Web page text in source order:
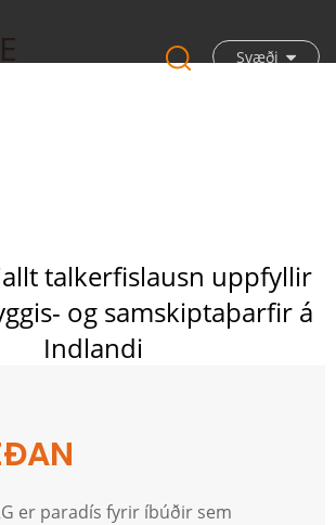
Svæði
talkerfislausn uppfyllir
og samskiptaþarfir á
Indlandi
er paradís fyrir íbúðir sem